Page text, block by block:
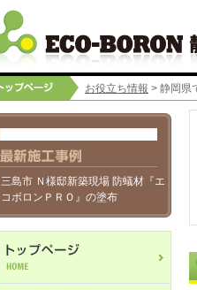
お役立ち情報 > 静岡県
三島市 Ｎ様邸新築現場 防蟻材『エ
コボロンＰＲＯ』の塗布